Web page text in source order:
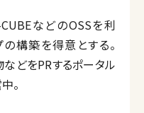
などのOSSを利
の構築を得意とする。
どをPRするポータル
。